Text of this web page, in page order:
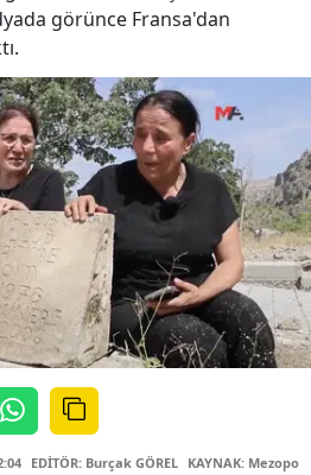
görünce Fransa'dan
EDİTÖR: Burçak GÖREL KAYNAK: